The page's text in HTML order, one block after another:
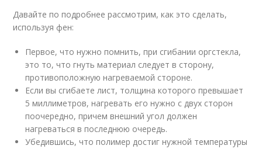
Давайте по подробнее рассмотрим, как это сделать,
используя фен:
Первое, что нужно помнить, при сгибании оргстекла,
это то, что гнуть материал следует в сторону,
противоположную нагреваемой стороне.
Если вы сгибаете лист, толщина которого превышает
5 миллиметров, нагревать его нужно с двух сторон
поочередно, причем внешний угол должен
нагреваться в последнюю очередь.
Убедившись, что полимер достиг нужной температуры